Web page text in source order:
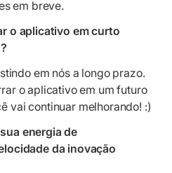
em breve.
o aplicativo em curto
em nós a longo prazo.
o aplicativo em um futuro
vai continuar melhorando! :)
energia de
da inovação